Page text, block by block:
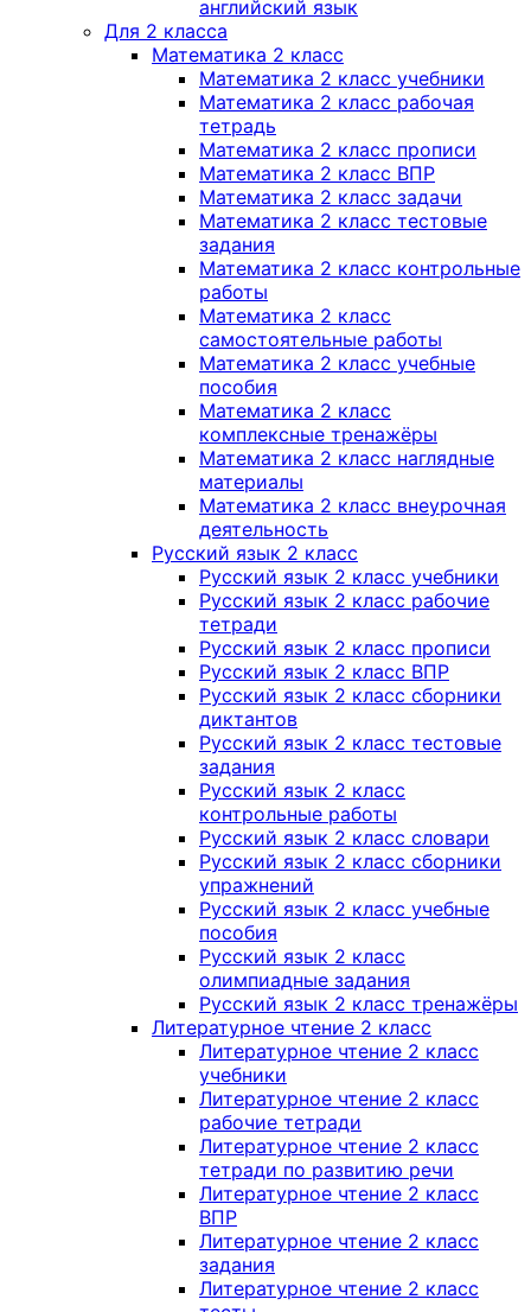
английский язык
Для 2 класса
Математика 2 класс
Математика 2 класс учебники
Математика 2 класс рабочая
тетрадь
Математика 2 класс прописи
Математика 2 класс ВПР
Математика 2 класс задачи
Математика 2 класс тестовые
задания
Математика 2 класс контрольные
работы
Математика 2 класс
самостоятельные работы
Математика 2 класс учебные
пособия
Математика 2 класс
комплексные тренажёры
Математика 2 класс наглядные
материалы
Математика 2 класс внеурочная
деятельность
Русский язык 2 класс
Русский язык 2 класс учебники
Русский язык 2 класс рабочие
тетради
Русский язык 2 класс прописи
Русский язык 2 класс ВПР
Русский язык 2 класс сборники
диктантов
Русский язык 2 класс тестовые
задания
Русский язык 2 класс
контрольные работы
Русский язык 2 класс словари
Русский язык 2 класс сборники
упражнений
Русский язык 2 класс учебные
пособия
Русский язык 2 класс
олимпиадные задания
Русский язык 2 класс тренажёры
Литературное чтение 2 класс
Литературное чтение 2 класс
учебники
Литературное чтение 2 класс
рабочие тетради
Литературное чтение 2 класс
тетради по развитию речи
Литературное чтение 2 класс
ВПР
Литературное чтение 2 класс
задания
Литературное чтение 2 класс